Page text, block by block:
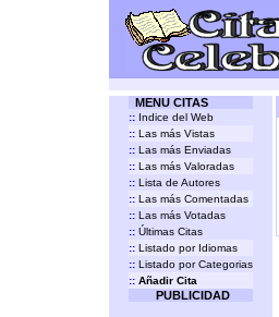
MENU CITAS
:: Indice del Web
:: Las más Vistas
:: Las más Enviadas
:: Las más Valoradas
:: Lista de Autores
:: Las más Comentadas
:: Las más Votadas
:: Últimas Citas
:: Listado por Idiomas
:: Listado por Categorias
:: Añadir Cita
PUBLICIDAD